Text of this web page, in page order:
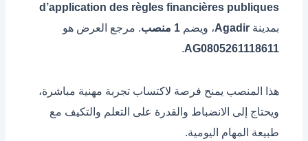
d’application des règles financières publiques
بمدينة Agadir، ويضم 1 منصب
. مرجع العرض هو
AG0805261118611
.
هذا المنصب يمنح فرصة لاكتساب تجربة مهنية مباشرة،
ويحتاج إلى الانضباط والقدرة على التعلم والتكيف مع
طبيعة المهام اليومية.